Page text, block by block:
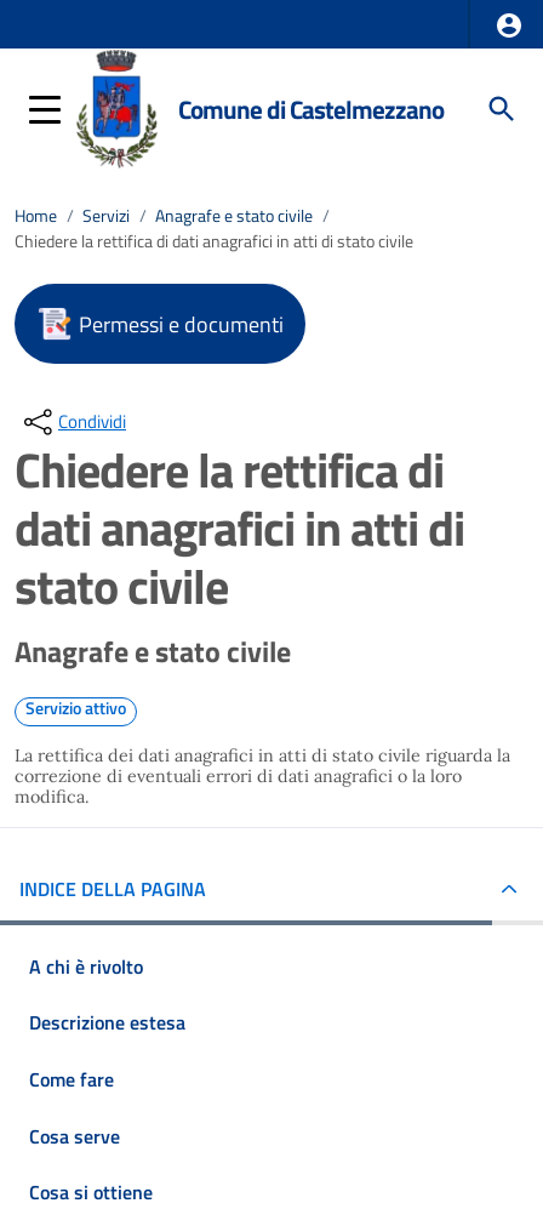
Comune di Castelmezzano
Home / Servizi / Anagrafe e stato civile /
Chiedere la rettifica di dati anagrafici in atti di stato civile
Permessi e documenti
Condividi
Chiedere la rettifica di
dati anagrafici in atti di
stato civile
Anagrafe e stato civile
Servizio attivo
La rettifica dei dati anagrafici in atti di stato civile riguarda la
correzione di eventuali errori di dati anagrafici o la loro
modifica.
INDICE DELLA PAGINA
A chi è rivolto
Descrizione estesa
Come fare
Cosa serve
Cosa si ottiene